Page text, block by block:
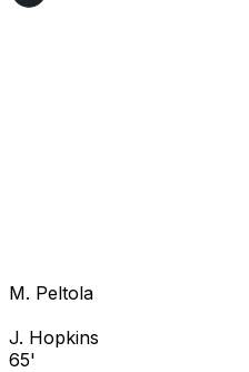
M. Peltola
J. Hopkins
65'